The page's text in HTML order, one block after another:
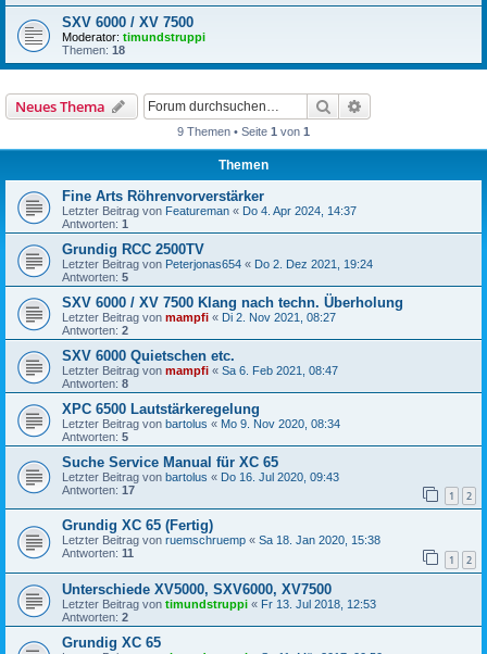
SXV 6000 / XV 7500
Moderator: timundstruppi
Themen: 18
Neues Thema Suche
9 Themen • Seite 1 von 1
Themen
Fine Arts Röhrenvorverstärker
Letzter Beitrag von Featureman « Do 4. Apr 2024, 14:37
Antworten: 1
Grundig RCC 2500TV
Letzter Beitrag von Peterjonas654 « Do 2. Dez 2021, 19:24
Antworten: 5
SXV 6000 / XV 7500 Klang nach techn. Überholung
Letzter Beitrag von mampfi « Di 2. Nov 2021, 08:27
Antworten: 2
SXV 6000 Quietschen etc.
Letzter Beitrag von mampfi « Sa 6. Feb 2021, 08:47
Antworten: 8
XPC 6500 Lautstärkeregelung
Letzter Beitrag von bartolus « Mo 9. Nov 2020, 08:34
Antworten: 5
Suche Service Manual für XC 65
Letzter Beitrag von bartolus « Do 16. Jul 2020, 09:43
Antworten: 17 1 2
Grundig XC 65 (Fertig)
Letzter Beitrag von ruemschruemp « Sa 18. Jan 2020, 15:38
Antworten: 11 1 2
Unterschiede XV5000, SXV6000, XV7500
Letzter Beitrag von timundstruppi « Fr 13. Jul 2018, 12:53
Antworten: 2
Grundig XC 65